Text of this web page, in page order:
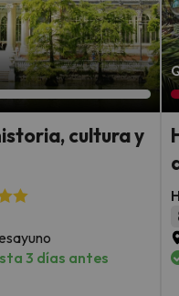
cultura y
3 días antes